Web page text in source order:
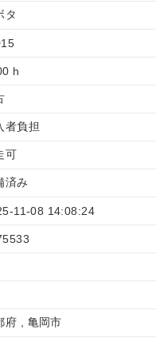
タ
h
者負担
可
済み
11-08 14:08:24
府 , 亀岡市